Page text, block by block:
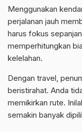
Menggunakan
perjalanan jauh
harus fokus
memperhitungkan
kelelahan.
Dengan travel,
beristirahat. Anda
memikirkan rute.
semakin banyak